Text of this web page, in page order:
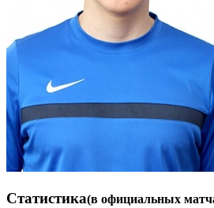
Статистика(в официальных